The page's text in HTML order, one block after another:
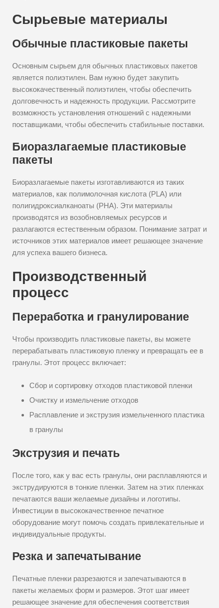
Сырьевые материалы
Обычные пластиковые пакеты
Основным сырьем для обычных пластиковых пакетов
является полиэтилен. Вам нужно будет закупить
высококачественный полиэтилен, чтобы обеспечить
долговечность и надежность продукции. Рассмотрите
возможность установления отношений с надежными
поставщиками, чтобы обеспечить стабильные поставки.
Биоразлагаемые пластиковые
пакеты
Биоразлагаемые пакеты изготавливаются из таких
материалов, как полимолочная кислота (PLA) или
полигидроксиалканоаты (PHA). Эти материалы
производятся из возобновляемых ресурсов и
разлагаются естественным образом. Понимание затрат и
источников этих материалов имеет решающее значение
для успеха вашего бизнеса.
Производственный
процесс
Переработка и гранулирование
Чтобы производить пластиковые пакеты, вы можете
перерабатывать пластиковую пленку и превращать ее в
гранулы. Этот процесс включает:
Сбор и сортировку отходов пластиковой пленки
Очистку и измельчение отходов
Расплавление и экструзия измельченного пластика
в гранулы
Экструзия и печать
После того, как у вас есть гранулы, они расплавляются и
экструдируются в тонкие пленки. Затем на этих пленках
печатаются ваши желаемые дизайны и логотипы.
Инвестиции в высококачественное печатное
оборудование могут помочь создать привлекательные и
индивидуальные продукты.
Резка и запечатывание
Печатные пленки разрезаются и запечатываются в
пакеты желаемых форм и размеров. Этот шаг имеет
решающее значение для обеспечения соответствия